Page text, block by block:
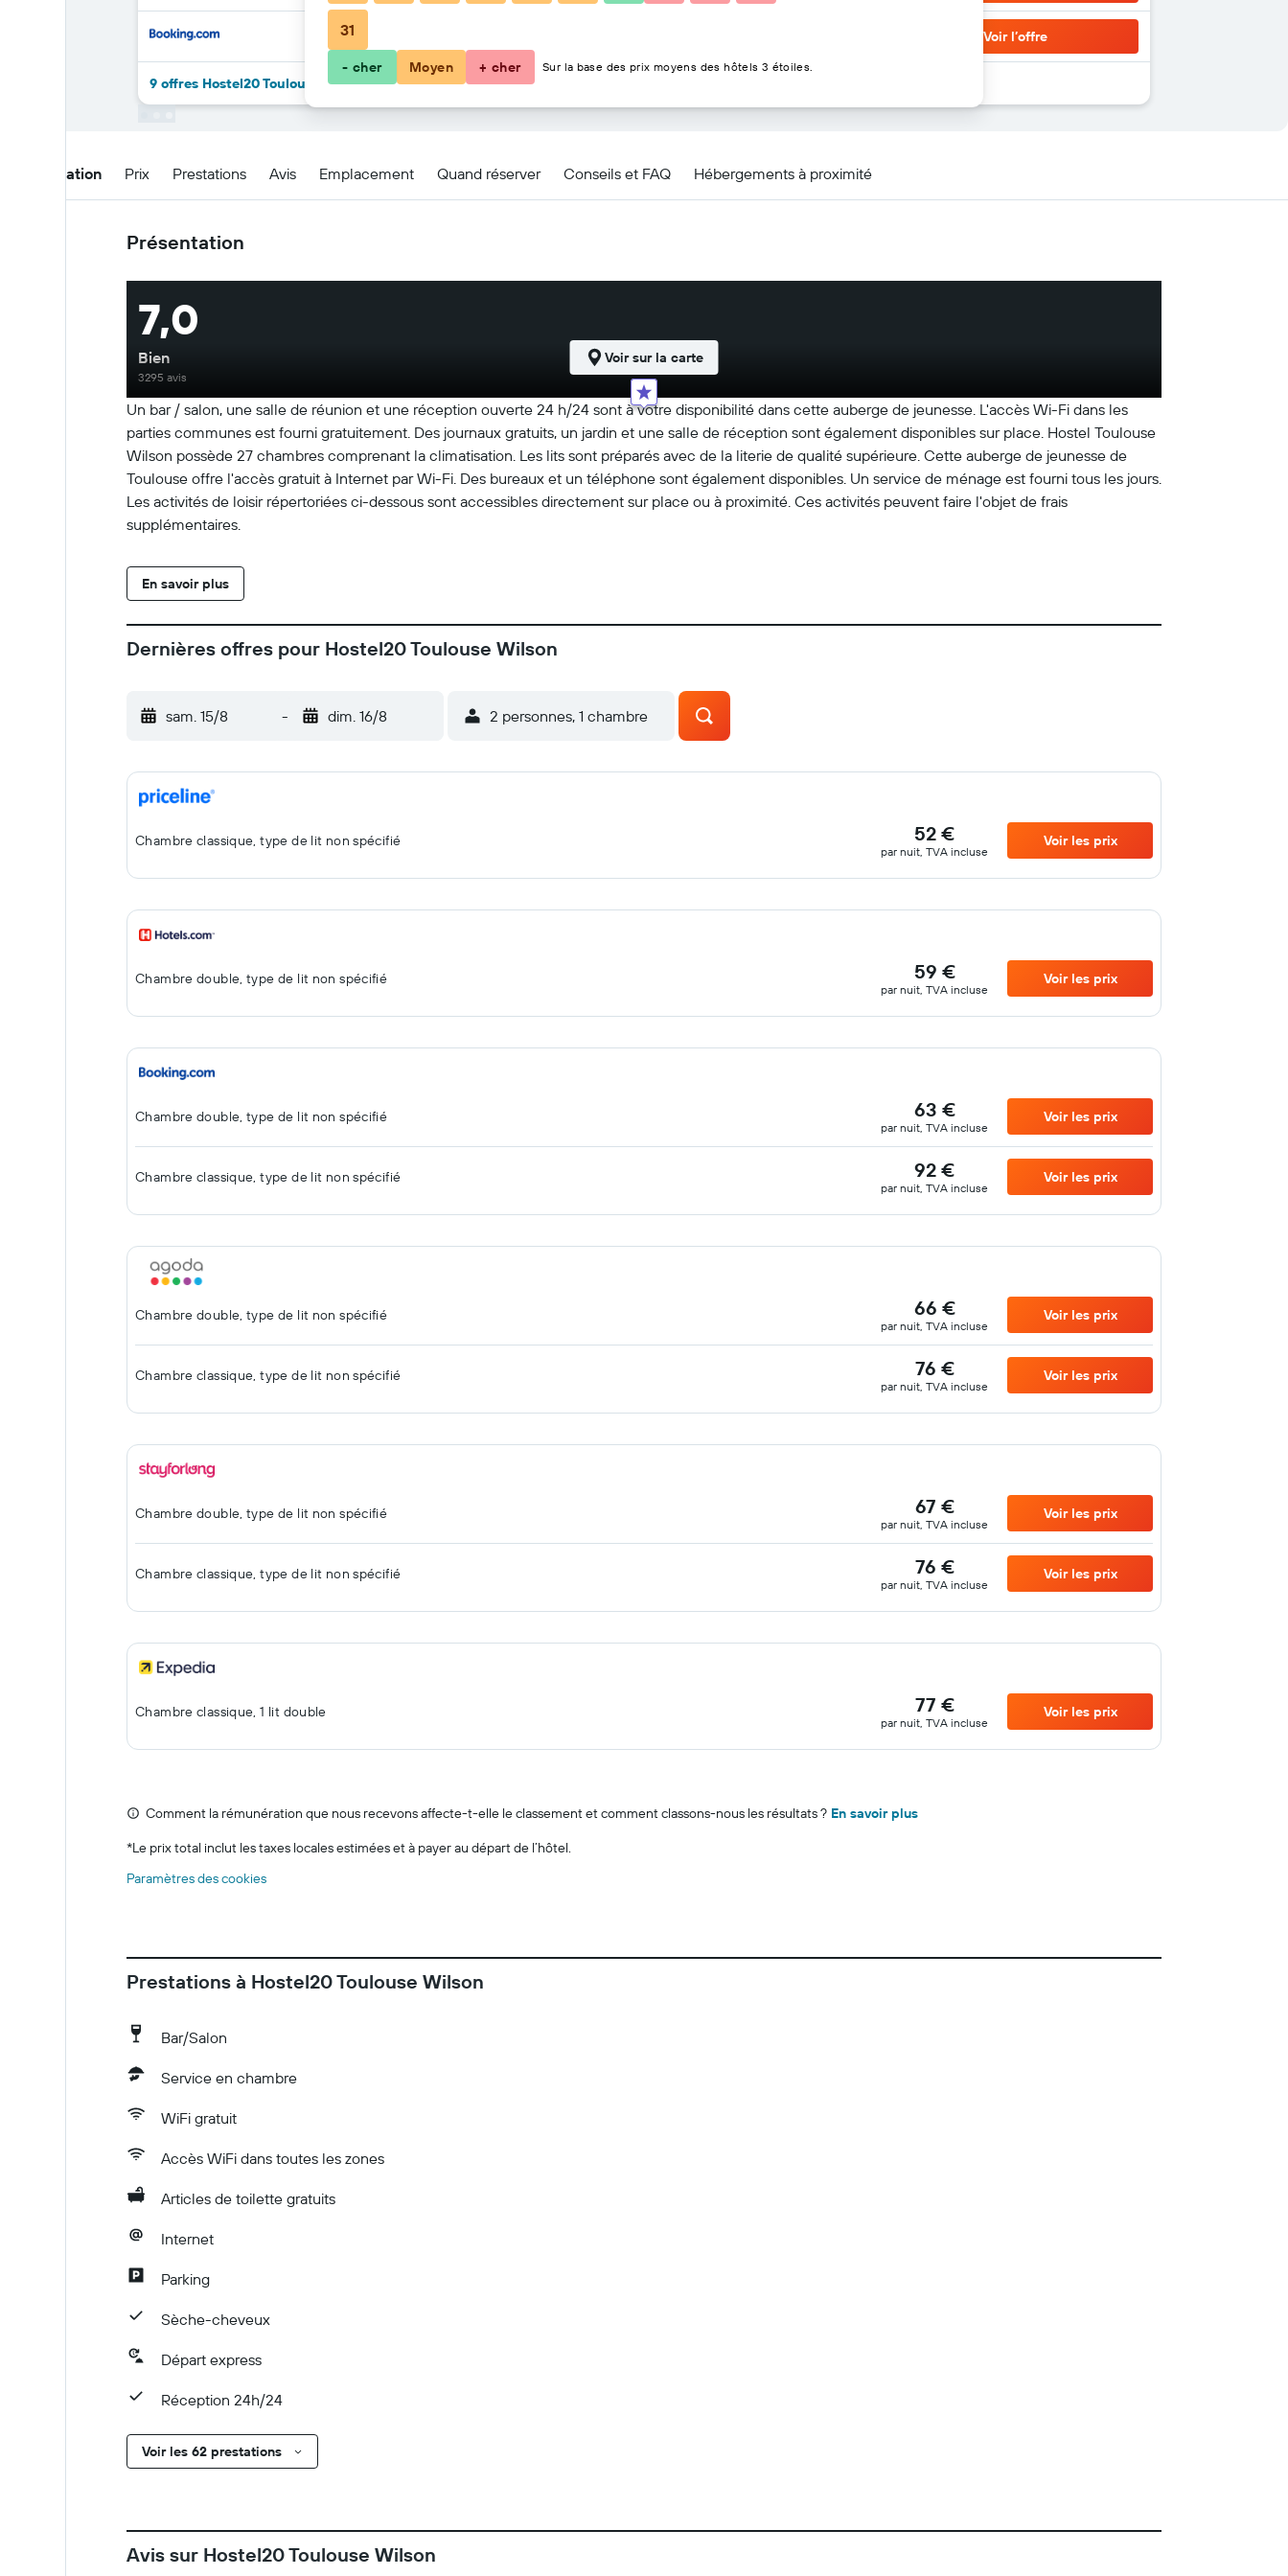
Voir l’offre
9 offres Hostel20 Toulouse Wilson de plus
Présentation Prix Prestations Avis Emplacement Quand réserver Conseils et FAQ Hébergements à proximité
Présentation
Un bar / salon, une salle de réunion et une réception ouverte 24 h/24 sont à votre disponibilité dans cette auberge de jeunesse. L'accès Wi-Fi dans les
parties communes est fourni gratuitement. Des journaux gratuits, un jardin et une salle de réception sont également disponibles sur place. Hostel Toulouse
Wilson possède 27 chambres comprenant la climatisation. Les lits sont préparés avec de la literie de qualité supérieure. Cette auberge de jeunesse de
Toulouse offre l'accès gratuit à Internet par Wi-Fi. Des bureaux et un téléphone sont également disponibles. Un service de ménage est fourni tous les jours.
Les activités de loisir répertoriées ci-dessous sont accessibles directement sur place ou à proximité. Ces activités peuvent faire l'objet de frais
supplémentaires.
En savoir plus
7,0
Bien
3295 avis
Voir sur la carte
Dernières offres pour Hostel20 Toulouse Wilson
sam. 15/8 - dim. 16/8 2 personnes, 1 chambre
Chambre classique, type de lit non spécifié 52 €
par nuit, TVA incluse
Voir les prix
Chambre double, type de lit non spécifié 59 €
par nuit, TVA incluse
Voir les prix
Chambre double, type de lit non spécifié 63 €
par nuit, TVA incluse
Voir les prix
Chambre classique, type de lit non spécifié 92 €
par nuit, TVA incluse
Voir les prix
Chambre double, type de lit non spécifié 66 €
par nuit, TVA incluse
Voir les prix
Chambre classique, type de lit non spécifié 76 €
par nuit, TVA incluse
Voir les prix
Chambre double, type de lit non spécifié 67 €
par nuit, TVA incluse
Voir les prix
Chambre classique, type de lit non spécifié 76 €
par nuit, TVA incluse
Voir les prix
Chambre classique, 1 lit double 77 €
par nuit, TVA incluse
Voir les prix
Comment la rémunération que nous recevons affecte-t-elle le classement et comment classons-nous les résultats ? En savoir plus
*Le prix total inclut les taxes locales estimées et à payer au départ de l’hôtel.
Paramètres des cookies
Prestations à Hostel20 Toulouse Wilson
Bar/Salon
Service en chambre
WiFi gratuit
Accès WiFi dans toutes les zones
Articles de toilette gratuits
Internet
Parking
Sèche-cheveux
Départ express
Réception 24h/24
Voir les 62 prestations
Avis sur Hostel20 Toulouse Wilson
31
- cher Moyen + cher Sur la base des prix moyens des hôtels 3 étoiles.